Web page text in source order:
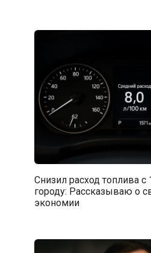
Снизил расход топлива с
городу: Рассказываю о
экономии